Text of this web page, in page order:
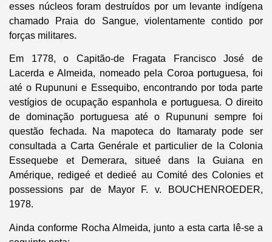
esses núcleos foram destruídos por um levante indígena
chamado Praia do Sangue, violentamente contido por
forças militares.
Em 1778, o Capitão-de Fragata Francisco José de
Lacerda e Almeida, nomeado pela Coroa portuguesa, foi
até o Rupununi e Essequibo, encontrando por toda parte
vestígios de ocupação espanhola e portuguesa. O direito
de dominação portuguesa até o Rupununi sempre foi
questão fechada. Na mapoteca do Itamaraty pode ser
consultada a Carta Genérale et particulier de la Colonia
Essequebe et Demerara, situeé dans la Guiana en
Amérique, redigeé et dedieé au Comité des Colonies et
possessions par de Mayor F. v. BOUCHENROEDER,
1978.
Ainda conforme Rocha Almeida, junto a esta carta lê-se a